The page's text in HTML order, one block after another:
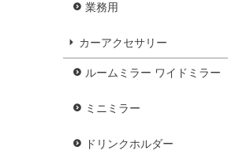
業務用
カーアクセサリー
ルームミラー ワイドミラー
ミニミラー
ドリンクホルダー